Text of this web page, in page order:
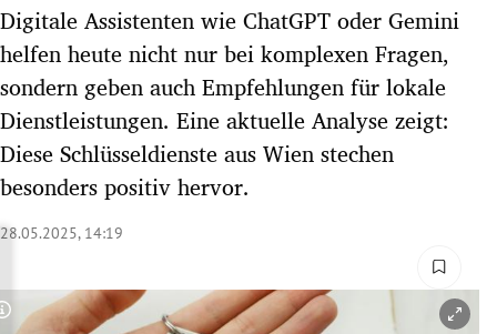
Untermenü
Untermenü
Untermenü
Untermenü
Untermenü
Digitale Assistenten wie ChatGPT oder Gemini
helfen heute nicht nur bei komplexen Fragen,
sondern geben auch Empfehlungen für lokale
Dienstleistungen. Eine aktuelle Analyse zeigt:
Diese Schlüsseldienste aus Wien stechen
besonders positiv hervor.
28.05.2025, 14:19
Copyright-Hinweis öffnen/schließen